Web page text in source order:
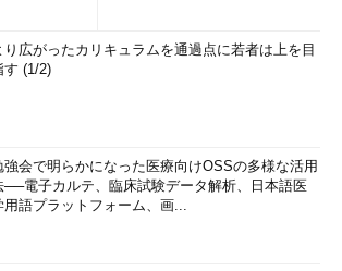
り広がったカリキュラムを通過点に若者は上を目
す (1/2)
強会で明らかになった医療向けOSSの多様な活用
──電子カルテ、臨床試験データ解析、日本語医
用語プラットフォーム、画...